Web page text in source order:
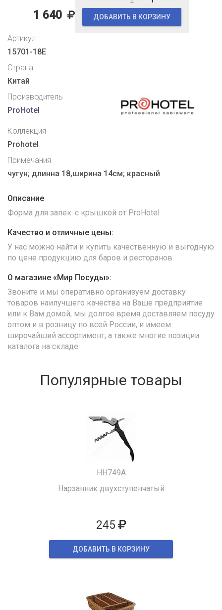
1 640 ДОБАВИТЬ В КОРЗИНУ
Артикул
15701-18E
Страна
Китай
Производитель
ProHotel
Коллекция
Prohotel
Примечания
чугун; длинна 18,ширина 14см; красный
Описание
Форма для запек. с крышкой от ProHotel
Качество и отличные цены:
У нас можно найти и купить качественную и выгодную
по цене продукцию для баров и ресторанов.
О магазине «Мир Посуды»:
Звоните и мы оперативно организуем доставку
товаров наилучшего качества на Ваше предприятие
или к Вам домой, мы долгое время доставляем посуду
оптом и в розницу по всей России, и имеем
широчайший ассортимент, а также многие позиции
каталога на складе.
Популярные товары
HH749A
Нарзанник двухступенчатый
245
ДОБАВИТЬ В КОРЗИНУ